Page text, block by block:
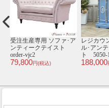
受注生産専用 ソファ･ア
ンティークテイスト
order-vjc2
79,800円(税込)
レジカウ
ル･アン
ト 5050-
188,000